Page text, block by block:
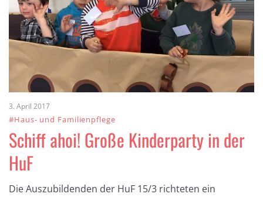
3. April 2017
#Haus- und Familienpflege
Schiff ahoi! Große Kinderparty in der
HuF
Die Auszubildenden der HuF 15/3 richteten ein